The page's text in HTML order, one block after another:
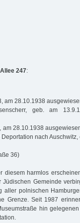
247:
am 28.10.1938
geb. am
am 28.10.1938
nach Auschwitz,
36)
diesem harmlos
Jüdischen Gemeinde
aller polnischen
Grenze. Seit 1987
hin